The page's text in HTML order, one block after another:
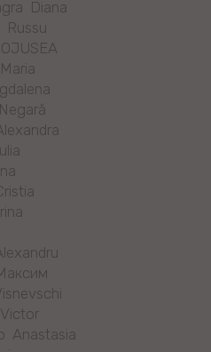
Diana
Russu
Anastasia